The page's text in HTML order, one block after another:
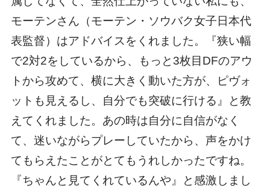
モーテンさん（モーテン・ソウバク女子日本代
表監督）はアドバイスをくれました。『狭い幅
で2対2をしているから、もっと3枚目DFのアウ
トから攻めて、横に大きく動いた方が、ピヴォ
ットも見えるし、自分でも突破に行ける』と教
えてくれました。あの時は自分に自信がなく
て、迷いながらプレーしていたから、声をかけ
てもらえたことがとてもうれしかったですね。
『ちゃんと見てくれているんや』と感激しまし